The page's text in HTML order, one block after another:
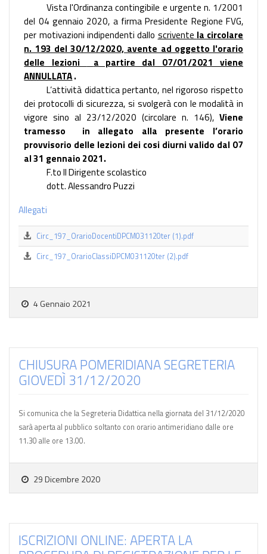
Vista l'Ordinanza contingibile e urgente n. 1/2001
del 04 gennaio 2020, a firma Presidente Regione FVG,
per motivazioni indipendenti dallo scrivente la circolare
n. 193 del 30/12/2020, avente ad oggetto l'orario
delle lezioni
a partire dal 07/01/2021 viene
ANNULLATA.
L’attività didattica pertanto, nel rigoroso rispetto
dei protocolli di sicurezza, si svolgerà con le modalità in
vigore sino al 23/12/2020 (circolare n. 146),Viene
tramesso
in allegato alla presente l’orario
provvisorio delle lezioni dei cosi diurni valido dal 07
al 31 gennaio 2021.
F.to Il Dirigente scolastico
dott. Alessandro Puzzi
Allegati
Circ_197_OrarioDocentiDPCM031120ter (1).pdf
Circ_197_OrarioClassiDPCM031120ter (2).pdf
4 Gennaio 2021
CHIUSURA POMERIDIANA SEGRETERIA
GIOVEDÌ 31/12/2020
Si comunica che la Segreteria Didattica nella giornata del 31/12/2020
sarà aperta al pubblico soltanto con orario antimeridiano dalle ore
11.30 alle ore 13.00.
29 Dicembre 2020
ISCRIZIONI ONLINE: APERTA LA